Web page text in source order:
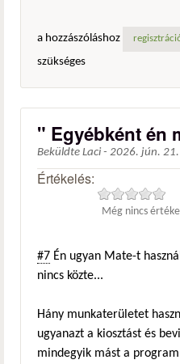
a hozzászóláshoz
szükséges
" Egyébként én
Beküldte Laci - 2026. jún.
Értékelés:
Még nincs
#7 Én ugyan Mate-t
nincs közte...
Hány munkaterületet
ugyanazt a kiosztást és
mindegyik mást a